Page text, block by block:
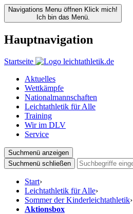
Navigations Menu öffnen Klick mich!
Ich bin das Menü.
Hauptnavigation
Startseite
Aktuelles
Wettkämpfe
Nationalmannschaften
Leichtathletik für Alle
Training
Wir im DLV
Service
Suchmenü anzeigen
Suchmenü schließen
Start›
Leichtathletik für Alle›
Sommer der Kinderleichtathletik›
Aktionsbox